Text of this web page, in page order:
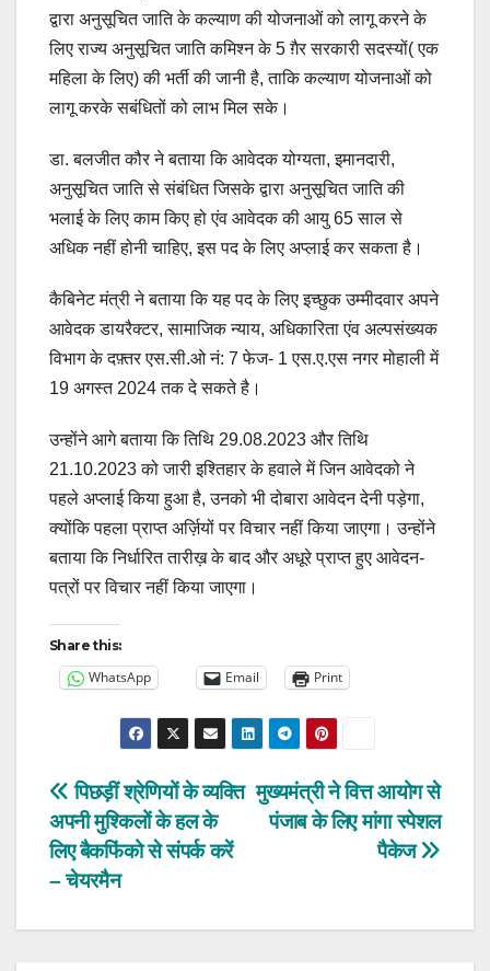
द्वारा अनुसूचित जाति के कल्याण की योजनाओं को लागू करने के
लिए राज्य अनुसूचित जाति कमिश्न के 5 ग़ैर सरकारी सदस्यों( एक
महिला के लिए) की भर्ती की जानी है, ताकि कल्याण योजनाओं को
लागू करके सबंधितों को लाभ मिल सके।
डा. बलजीत कौर ने बताया कि आवेदक योग्यता, इमानदारी,
अनुसूचित जाति से संबंधित जिसके द्वारा अनुसूचित जाति की
भलाई के लिए काम किए हो एंव आवेदक की आयु 65 साल से
अधिक नहीं होनी चाहिए, इस पद के लिए अप्लाई कर सकता है।
कैबिनेट मंत्री ने बताया कि यह पद के लिए इच्छुक उम्मीदवार अपने
आवेदक डायरैक्टर, सामाजिक न्याय, अधिकारिता एंव अल्पसंख्यक
विभाग के दफ़्तर एस.सी.ओ नं: 7 फेज- 1 एस.ए.एस नगर मोहाली में
19 अगस्त 2024 तक दे सकते है।
उन्होंने आगे बताया कि तिथि 29.08.2023 और तिथि
21.10.2023 को जारी इश्तिहार के हवाले में जिन आवेदको ने
पहले अप्लाई किया हुआ है, उनको भी दोबारा आवेदन देनी पड़ेगा,
क्योंकि पहला प्राप्त अर्ज़ियों पर विचार नहीं किया जाएगा। उन्होंने
बताया कि निर्धारित तारीख़ के बाद और अधूरे प्राप्त हुए आवेदन-
पत्रों पर विचार नहीं किया जाएगा।
Share this:
WhatsApp Email Print
Post
navigation
मुख्यमंत्री ने वित्त आयोग से
पंजाब के लिए मांगा स्पेशल
पैकेज
पिछड़ीं श्रेणियों के व्यक्ति
अपनी मुश्किलों के हल के
लिए बैकफिंको से संपर्क करें
– चेयरमैन